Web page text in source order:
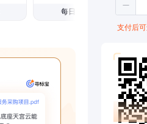
每日仅1.08元
支付后